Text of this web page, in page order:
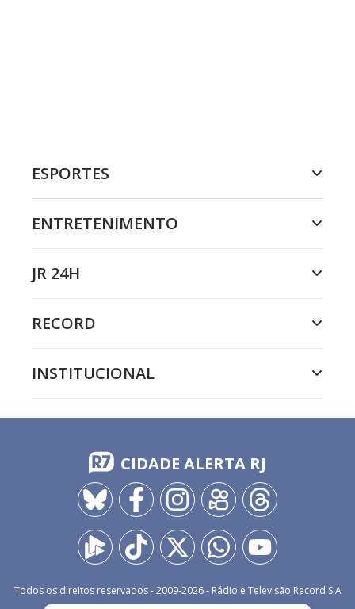
ESPORTES
ENTRETENIMENTO
JR 24H
RECORD
INSTITUCIONAL
CIDADE ALERTA RJ
Todos os direitos reservados - 2009-2026- Rádio e Televisão Record S.A